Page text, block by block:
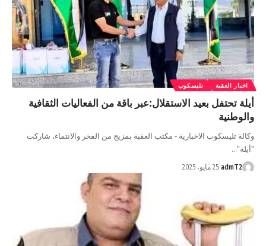
اخبار العقبة تليسكوب
أيلة تحتفل بعيد الاستقلال:عبر باقة من الفعاليات الثقافية
والوطنية
وكالة تليسكوب الاخبارية - مكتب العقبة بمزيج من الفخر والانتماء، شاركت
"أيلة"…
admT2 25 مايو، 2025